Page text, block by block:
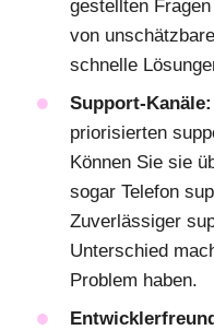
gestellten
von
schnelle
Support-Kanäle:
priorisierten
Können Sie sie
sogar Telefon
Zuverlässiger
Unterschied
Problem haben.